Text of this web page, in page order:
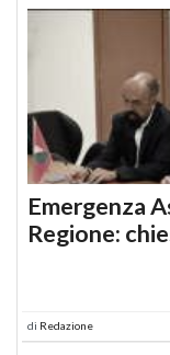
Emergenza
Regione:
di Redazione